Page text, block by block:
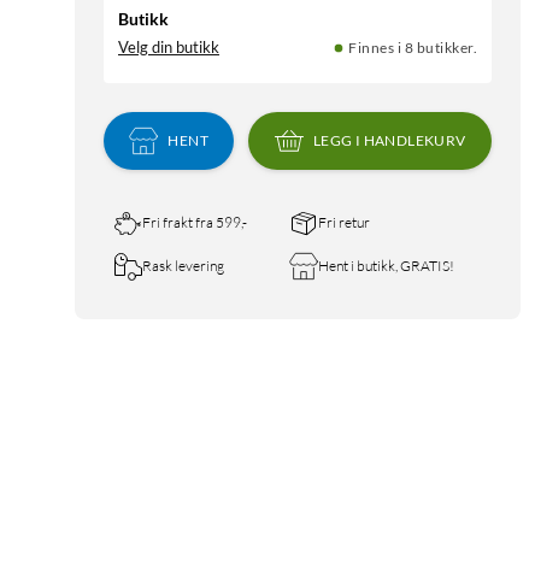
Butikk
Velg din butikk Finnes i 8 butikker.
HENT LEGG I HANDLEKURV
Fri frakt fra 599,- Fri retur
Rask levering Hent i butikk, GRATIS!